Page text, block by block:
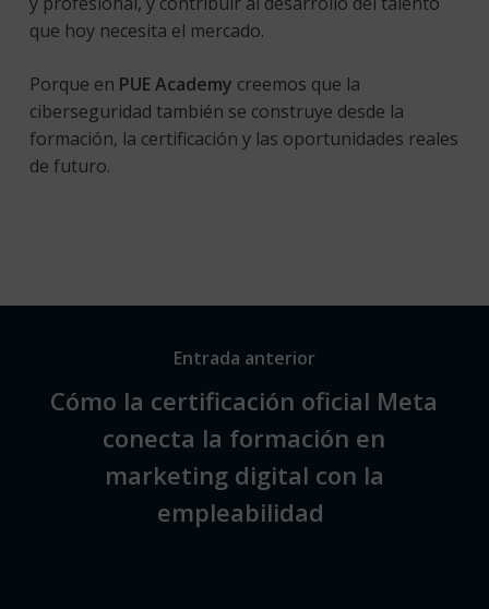
que hoy necesita el mercado.
Porque en PUE Academy creemos que la
ciberseguridad también se construye desde la
formación, la certificación y las oportunidades reales
de futuro.
Entrada anterior
Cómo la certificación oficial Meta
conecta la formación en
marketing digital con la
empleabilidad